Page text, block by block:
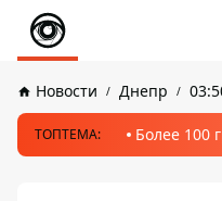
Новости Днепр
ТОПТЕМА: Более 100